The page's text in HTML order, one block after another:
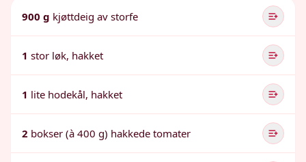
900 g kjøttdeig av storfe
1 stor løk, hakket
1 lite hodekål, hakket
2 bokser (à 400 g) hakkede tomater